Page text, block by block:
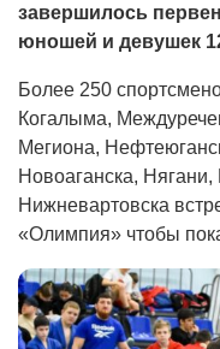
завершилось
юношей и девушек
Более 250
Когалыма,
Мегиона,
Новоаганска,
Нижневартовска
«Олимпия» чтобы